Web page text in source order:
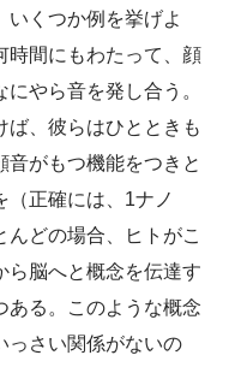
いくつか例を挙げよ
時間にもわたって、顔
やら音を発し合う。
ば、彼らはひとときも
がもつ機能をつきと
（正確には、1ナノ
どの場合、ヒトがこ
ら脳へと概念を伝達す
ある。このような概念
っさい関係がないの